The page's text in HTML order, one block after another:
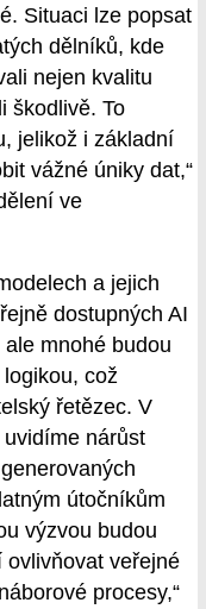
Situaci lze popsat
dělníků, kde
nejen kvalitu
škodlivě. To
jelikož i základní
vážné úniky dat,“
ve
a jejich
dostupných AI
mnohé budou
což
řetězec. V
nárůst
útočníkům
výzvou budou
veřejné
procesy,“